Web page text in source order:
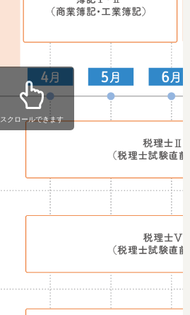
スクロールできます